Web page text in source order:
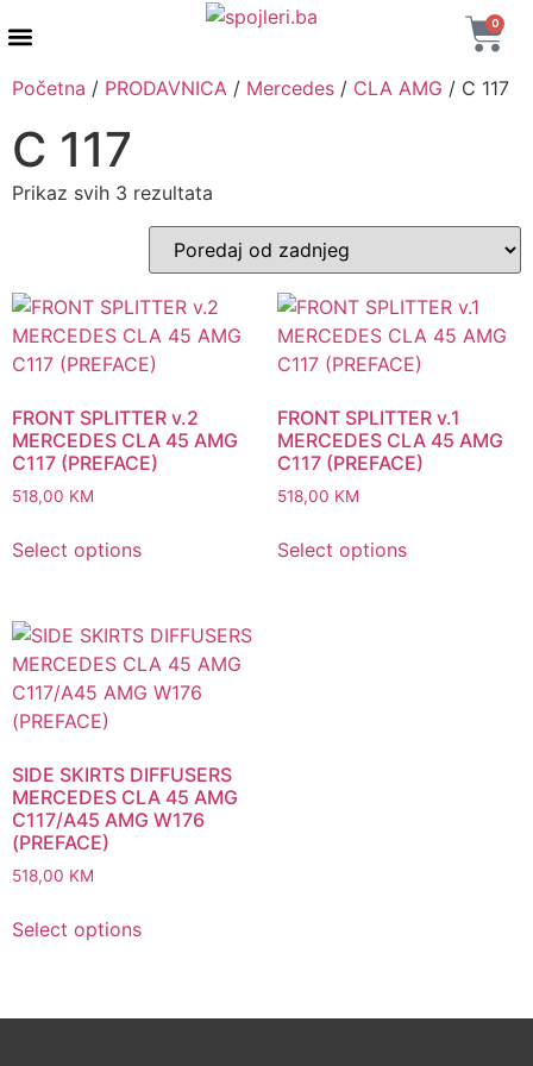
0
Početna / PRODAVNICA / Mercedes / CLA AMG / C 117
C 117
Prikaz svih 3 rezultata
FRONT SPLITTER v.2
MERCEDES CLA 45 AMG
C117 (PREFACE)
518,00 KM
Select options
FRONT SPLITTER v.1
MERCEDES CLA 45 AMG
C117 (PREFACE)
518,00 KM
Select options
SIDE SKIRTS DIFFUSERS
MERCEDES CLA 45 AMG
C117/A45 AMG W176
(PREFACE)
518,00 KM
Select options